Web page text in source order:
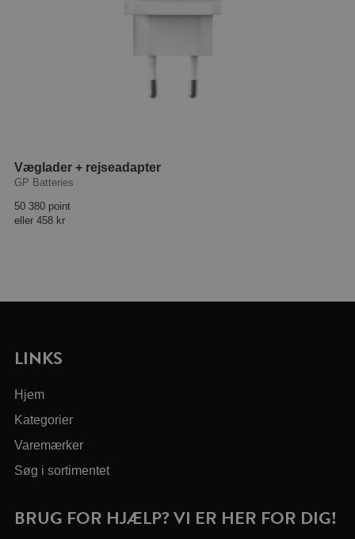
Væglader + rejseadapter
GP Batteries
50 380 point
eller 458 kr
LINKS
Hjem
Kategorier
Varemærker
Søg i sortimentet
BRUG FOR HJÆLP? VI ER HER FOR DIG!